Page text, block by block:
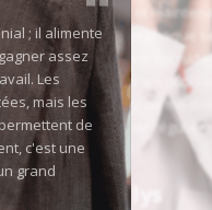
; il alimente
assez
Les
mais les
de
c'est une
grand
conquise, et
bien ma vie chaque
concurrence est
jours, mais les outils
permettent de me
faire grandir
fanbase."
Angellys